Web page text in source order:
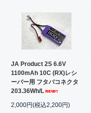
JA Product 2S 6.6V
1100mAh 10C (RX)レシ
ーバー用 フタバコネクタ
203.36Wh/L
2,000円(税込2,200円)